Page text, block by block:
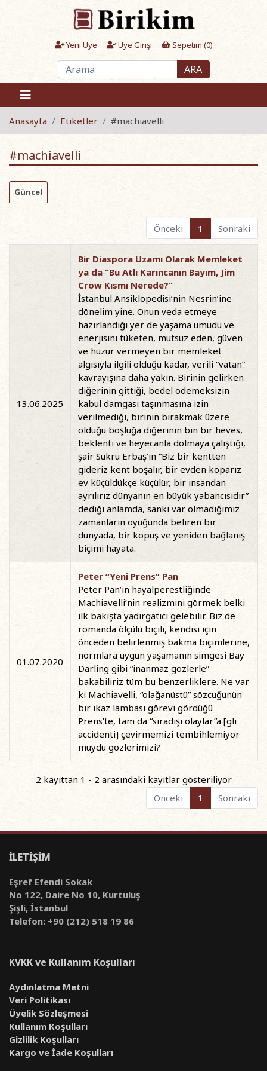
Yeni Üye Üye Girişi Sepetim (0)
ARA
Anasayfa Etiketler #machiavelli
#machiavelli
Güncel
Önceki 1 Sonraki
13.06.2025
Bir Diaspora Uzamı Olarak Memleket
ya da “Bu Atlı Karıncanın Bayım, Jim
Crow Kısmı Nerede?”
İstanbul Ansiklopedisi’nin Nesrin’ine
dönelim yine. Onun veda etmeye
hazırlandığı yer de yaşama umudu ve
enerjisini tüketen, mutsuz eden, güven
ve huzur vermeyen bir memleket
algısıyla ilgili olduğu kadar, verili “vatan”
kavrayışına daha yakın. Birinin gelirken
diğerinin gittiği, bedel ödemeksizin
kabul damgası taşınmasına izin
verilmediği, birinin bırakmak üzere
olduğu boşluğa diğerinin bin bir heves,
beklenti ve heyecanla dolmaya çalıştığı,
şair Sükrü Erbaş’ın “Biz bir kentten
gideriz kent boşalır, bir evden koparız
ev küçüldükçe küçülür, bir insandan
ayrılırız dünyanın en büyük yabancısıdır”
dediği anlamda, sanki var olmadığımız
zamanların oyuğunda beliren bir
dünyada, bir kopuş ve yeniden bağlanış
biçimi hayata.
01.07.2020
Peter “Yeni Prens” Pan
Peter Pan’in hayalperestliğinde
Machiavelli’nin realizmini görmek belki
ilk bakışta yadırgatıcı gelebilir. Biz de
romanda ölçülü biçili, kendisi için
önceden belirlenmiş bakma biçimlerine,
normlara uygun yaşamanın simgesi Bay
Darling gibi “inanmaz gözlerle”
bakabiliriz tüm bu benzerliklere. Ne var
ki Machiavelli, “olağanüstü” sözcüğünün
bir ikaz lambası görevi gördüğü
Prens’te, tam da “sıradışı olaylar”a [gli
accidenti] çevirmemizi tembihlemiyor
muydu gözlerimizi?
2 kayıttan 1 - 2 arasındaki kayıtlar gösteriliyor
Önceki
1 Sonraki
İLETİŞİM
Eşref Efendi Sokak
No 122, Daire No 10, Kurtuluş
Şişli, İstanbul
Telefon: +90 (212) 518 19 86
KVKK ve Kullanım Koşulları
Aydınlatma Metni
Veri Politikası
Üyelik Sözleşmesi
Kullanım Koşulları
Gizlilik Koşulları
Kargo ve İade Koşulları